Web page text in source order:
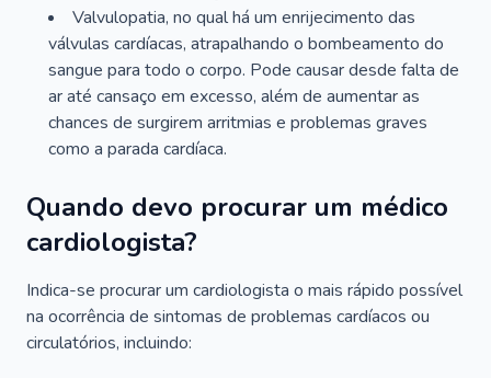
Valvulopatia, no qual há um enrijecimento das
válvulas cardíacas, atrapalhando o bombeamento do
sangue para todo o corpo. Pode causar desde falta de
ar até cansaço em excesso, além de aumentar as
chances de surgirem arritmias e problemas graves
como a parada cardíaca.
Quando devo procurar um médico
cardiologista?
Indica-se procurar um cardiologista o mais rápido possível
na ocorrência de sintomas de problemas cardíacos ou
circulatórios, incluindo: